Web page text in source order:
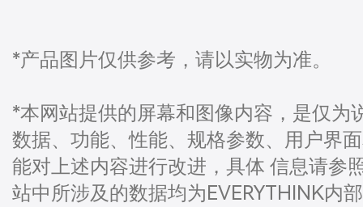
*产品图片仅供参考，请以实物为准。
*本网站提供的屏幕和图像内容，是仅
数据、功能、性能、规格参数、用户界
能对上述内容进行改进，具体 信息请参
站中所涉及的数据均为EVERYTHINK内